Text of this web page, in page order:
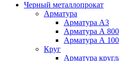
Черный металлопрокат
Арматура
Арматура А3
Арматура А 800
Арматура А
Круг
Арматура